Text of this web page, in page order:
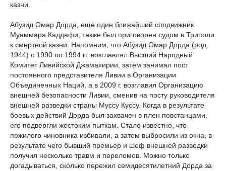
казни.
Абузид Омар Дорда, еще один ближайший сподвижник
Муаммара Каддафи, также был приговорен судом в Триполи
к смертной казни. Напомним, что Абузид Омар Дорда (род.
1944) с 1990 по 1994 гг. возглавлял Высший Народный
Комитет Ливийской Джамахирии, затем занимал пост
постоянного представителя Ливии в Организации
Объединенных Наций, а в 2009 г. возглавил Организацию
внешней безопасности Ливии, сменив на посту руководителя
внешней разведки страны Муссу Куссу. Когда в результате
боевых действий Дорда был захвачен в плен повстанцами,
его подвергли жестоким пыткам. Стало известно, что
пожилого чиновника избивали, а затем выбросили из окна, в
результате чего бывший премьер и шеф внешней разведки
получил несколько травм и переломов. Можно только
догадываться, сколько пережил семидесятилетний Дорда за